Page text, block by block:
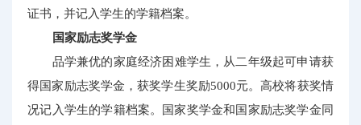
证书，并记入学生的学籍档案。
国家励志奖学金
品学兼优的家庭经济困难学生，从二年级起可申请获
得国家励志奖学金，获奖学生奖励5000元。高校将获奖情
况记入学生的学籍档案。国家奖学金和国家励志奖学金同